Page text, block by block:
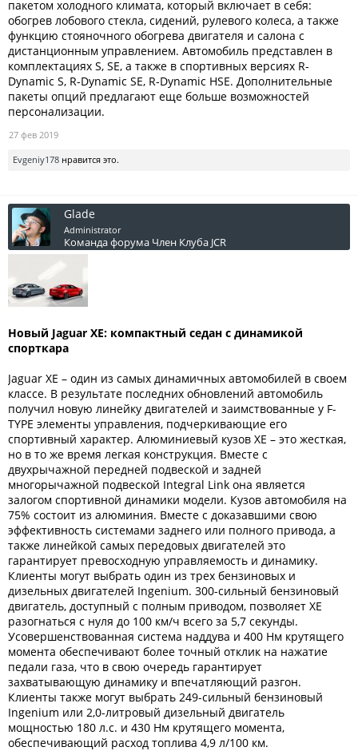
пакетом холодного климата, который включает в себя:
обогрев лобового стекла, сидений, рулевого колеса, а также
функцию стояночного обогрева двигателя и салона с
дистанционным управлением. Автомобиль представлен в
комплектациях S, SE, а также в спортивных версиях R-
Dynamic S, R-Dynamic SE, R-Dynamic HSE. Дополнительные
пакеты опций предлагают еще больше возможностей
персонализации.
27 фев 2019
Evgeniy178 нравится это.
Glade
Administrator
Команда форума Член Клуба JCR
Новый Jaguar XE: компактный седан с динамикой
спорткара
Jaguar XE – один из самых динамичных автомобилей в своем
классе. В результате последних обновлений автомобиль
получил новую линейку двигателей и заимствованные у F-
TYPE элементы управления, подчеркивающие его
спортивный характер. Алюминиевый кузов XE – это жесткая,
но в то же время легкая конструкция. Вместе с
двухрычажной передней подвеской и задней
многорычажной подвеской Integral Link она является
залогом спортивной динамики модели. Кузов автомобиля на
75% состоит из алюминия. Вместе с доказавшими свою
эффективность системами заднего или полного привода, а
также линейкой самых передовых двигателей это
гарантирует превосходную управляемость и динамику.
Клиенты могут выбрать один из трех бензиновых и
дизельных двигателей Ingenium. 300-сильный бензиновый
двигатель, доступный с полным приводом, позволяет XE
разогнаться с нуля до 100 км/ч всего за 5,7 секунды.
Усовершенствованная система наддува и 400 Нм крутящего
момента обеспечивают более точный отклик на нажатие
педали газа, что в свою очередь гарантирует
захватывающую динамику и впечатляющий разгон.
Клиенты также могут выбрать 249-сильный бензиновый
Ingenium или 2,0-литровый дизельный двигатель
мощностью 180 л.с. и 430 Нм крутящего момента,
обеспечивающий расход топлива 4,9 л/100 км.